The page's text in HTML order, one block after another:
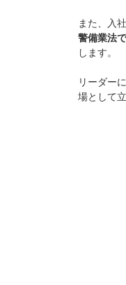
また、入
警備業法
します。
リーダー
場として